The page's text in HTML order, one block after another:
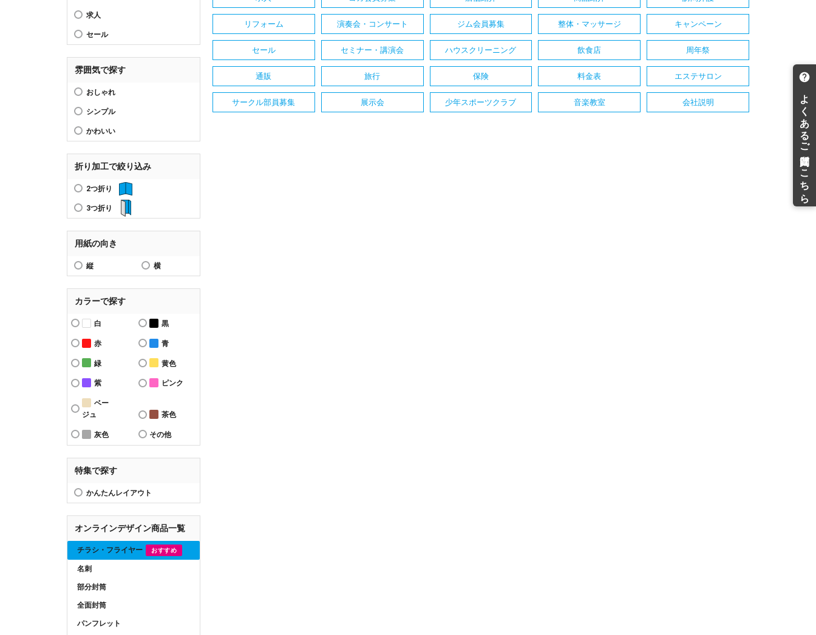
求人
セール
雰囲気で探す
おしゃれ
シンプル
かわいい
折り加工で絞り込み
2つ折り
3つ折り
用紙の向き
縦 横
カラーで探す
白 黒
赤 青
緑 黄色
紫 ピンク
ベー
ジュ
茶色
灰色 その他
特集で探す
かんたんレイアウト
オンラインデザイン商品一覧
チラシ・フライヤー おすすめ
名刺
部分封筒
全面封筒
パンフレット
リフォーム 演奏会・コンサート ジム会員募集 整体・マッサージ キャンペーン
セール セミナー・講演会 ハウスクリーニング 飲食店 周年祭
通販 旅行 保険 料金表 エステサロン
サークル部員募集 展示会 少年スポーツクラブ 音楽教室 会社説明